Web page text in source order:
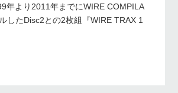
年より2011年までにWIRE COMPILA
したDisc2との2枚組『WIRE TRAX 1